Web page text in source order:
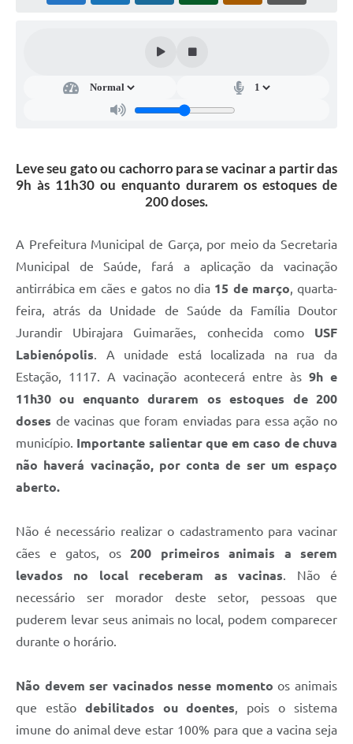
CENTRAL DE ATENDIMENTO
Pré-Cadastro de Vacinação Antirrábica
PGRS Digital
Consulta Pública Eletrônica Lei de Diretrizes Orçamentárias -
Credenciamento Feirantes
Notícias
Nota Fiscal Eletrônica
Defesa Civil
Junta de Serviço Militar
NFSE
Leve seu gato ou cachorro para se vacinar a partir das
9h às 11h30 ou enquanto durarem os estoques de
200 doses.
A Prefeitura Municipal de Garça, por meio da Secretaria
Municipal de Saúde, fará a aplicação da vacinação
antirrábica em cães e gatos no dia 15 de março, quarta-
feira, atrás da Unidade de Saúde da Família Doutor
Jurandir Ubirajara Guimarães, conhecida como USF
Labienópolis. A unidade está localizada na rua da
Estação, 1117. A vacinação acontecerá entre às 9h e
11h30 ou enquanto durarem os estoques de 200
doses de vacinas que foram enviadas para essa ação no
município. Importante salientar que em caso de chuva
não haverá vacinação, por conta de ser um espaço
aberto.
Não é necessário realizar o cadastramento para vacinar
cães e gatos, os200 primeiros animais a serem
levados no local receberam as vacinas. Não é
necessário ser morador deste setor, pessoas que
puderem levar seus animais no local, podem comparecer
durante o horário.
Não devem ser vacinados nesse momento os animais
que estão debilitados ou doentes, pois o sistema
imune do animal deve estar 100% para que a vacina seja